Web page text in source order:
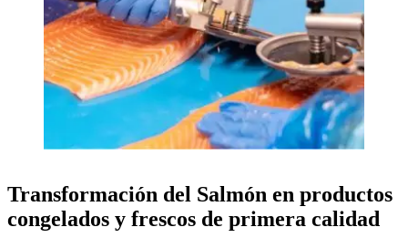
Transformación del Salmón en productos
congelados y frescos de primera calidad